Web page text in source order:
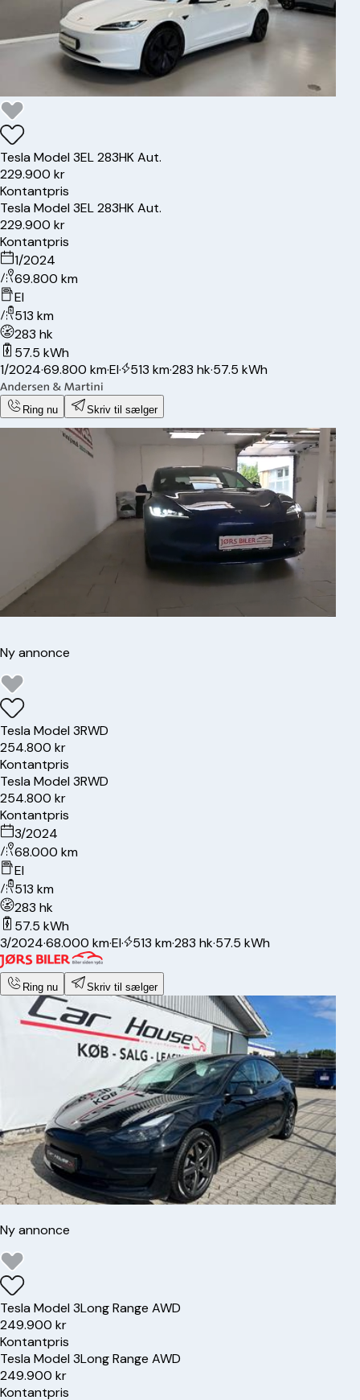
TeslaModel 3EL 283HK Aut.
229.900 kr
Kontantpris
TeslaModel 3EL 283HK Aut.
229.900 kr
Kontantpris
1/2024
69.800 km
El
513 km
283 hk
57.5 kWh
1/2024·69.800 km·El· 513 km·283 hk·57.5 kWh
Ring nu Skriv til sælger
Ny annonce
TeslaModel 3RWD
254.800 kr
Kontantpris
TeslaModel 3RWD
254.800 kr
Kontantpris
3/2024
68.000 km
El
513 km
283 hk
57.5 kWh
3/2024·68.000 km·El· 513 km·283 hk·57.5 kWh
Ring nu Skriv til sælger
Ny annonce
TeslaModel 3Long Range AWD
249.900 kr
Kontantpris
TeslaModel 3Long Range AWD
249.900 kr
Kontantpris